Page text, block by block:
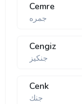
Cemre
جمره
Cengiz
جنكیز
Cenk
جنك